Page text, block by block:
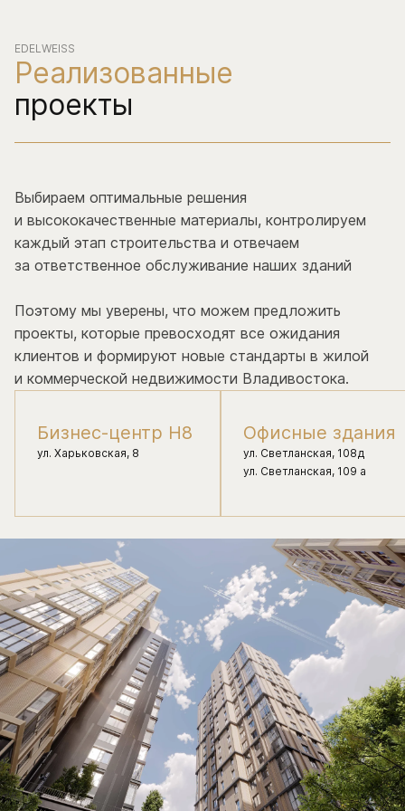
Реализованные
проекты
EDELWEISS
Выбираем оптимальные решения
и высококачественные материалы, контролируем
каждый этап строительства и отвечаем
за ответственное обслуживание наших зданий
Поэтому мы уверены, что можем предложить
проекты, которые превосходят все ожидания
клиентов и формируют новые стандарты в жилой
и коммерческой недвижимости Владивостока.
Бизнес-центр Н8
ул. Харьковская, 8
Офисные здания
ул. Светланская, 108д
ул. Светланская, 109 а